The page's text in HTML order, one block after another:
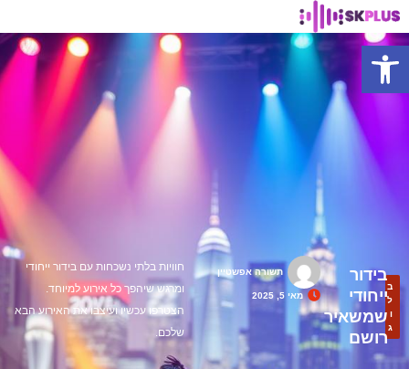
ב
ל
ו
ג
בידור
ייחודי
שמשאיר
רושם
תשורה אפשטיין
מאי 5, 2025
חוויות בלתי נשכחות עם בידור ייחודי
ומרגש שיהפך כל אירוע למיוחד.
הצטרפו עכשיו ועיצבו את האירוע הבא
שלכם.
פתח סרגל נגישות